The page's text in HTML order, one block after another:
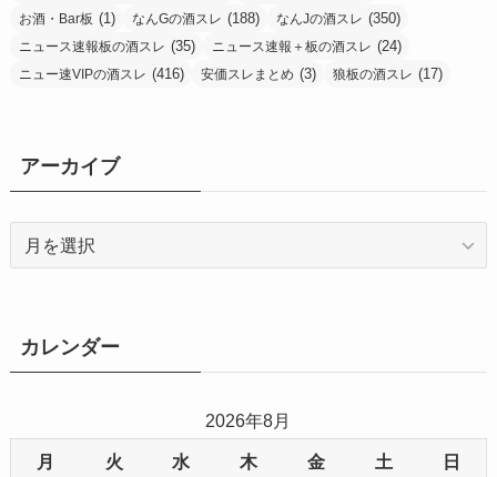
お酒・Bar板 (1) なんGの酒スレ (188) なんJの酒スレ (350)
ニュース速報板の酒スレ (35) ニュース速報＋板の酒スレ (24)
ニュー速VIPの酒スレ (416) 安価スレまとめ (3) 狼板の酒スレ (17)
アーカイブ
ブカレンダー
2026年8月
月 火 水 木 金 土 日